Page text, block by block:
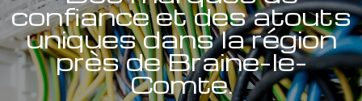
confiance et des atouts
uniques dans la région
près de Braine-le-
Comte.